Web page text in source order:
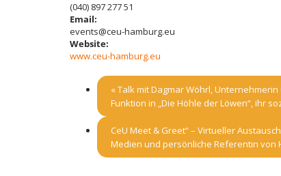
(040) 897 277 51
Email:
events@ceu-hamburg.eu
Website:
www.ceu-hamburg.eu
«Talk mit Dagmar Wöhrl,
Funktion in „Die Höhle der Löwen“, ihr
CeU Meet & Greet“ – Virtueller
Medien und persönliche Referentin von